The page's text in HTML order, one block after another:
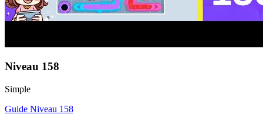
Niveau 158
Simple
Guide Niveau 158